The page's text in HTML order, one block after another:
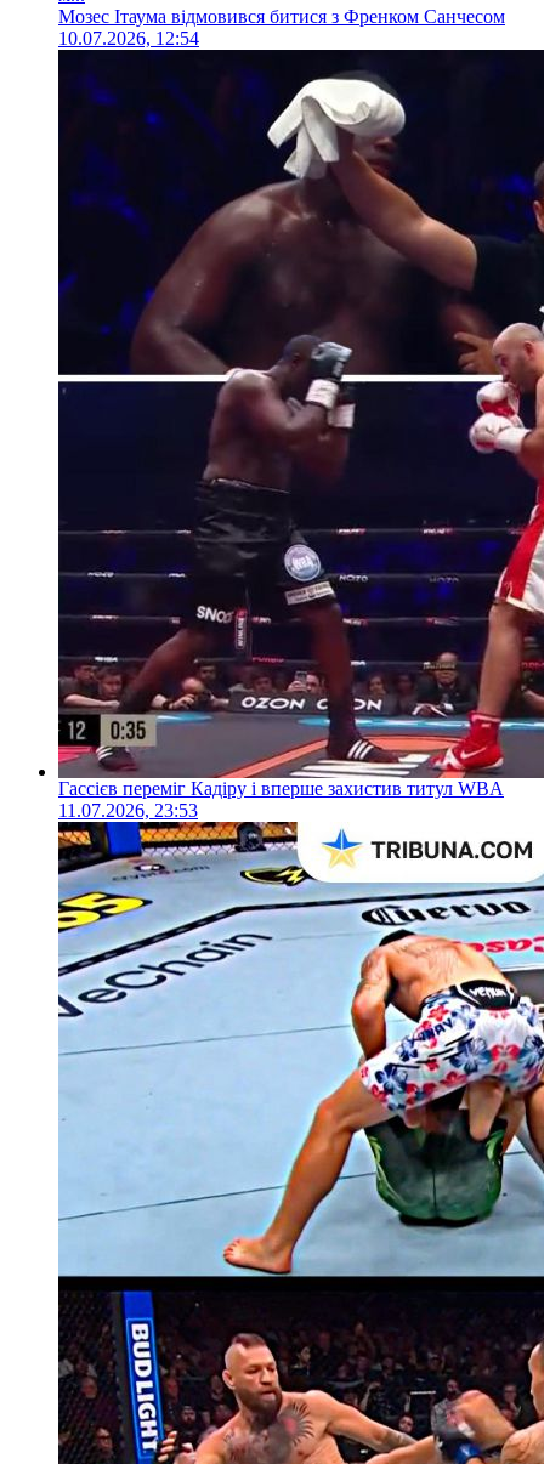
Мозес Ітаума відмовився битися з Френком Санчесом
10.07.2026, 12:54
Гассієв переміг Кадіру і вперше захистив титул WBA
11.07.2026, 23:53